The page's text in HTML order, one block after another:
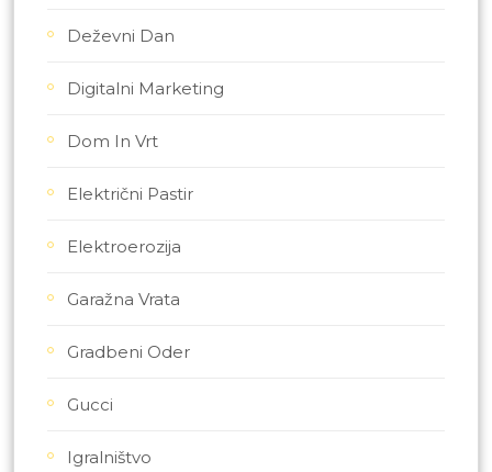
Deževni Dan
Digitalni Marketing
Dom In Vrt
Električni Pastir
Elektroerozija
Garažna Vrata
Gradbeni Oder
Gucci
Igralništvo